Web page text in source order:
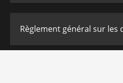
Règlement général sur les